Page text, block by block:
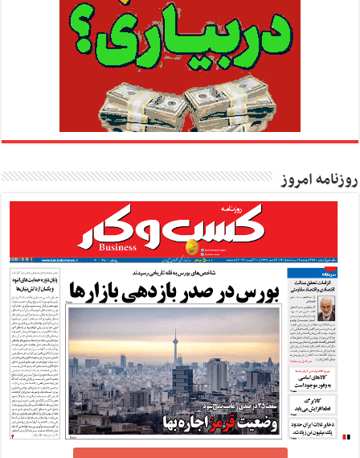
روزنامه امروز